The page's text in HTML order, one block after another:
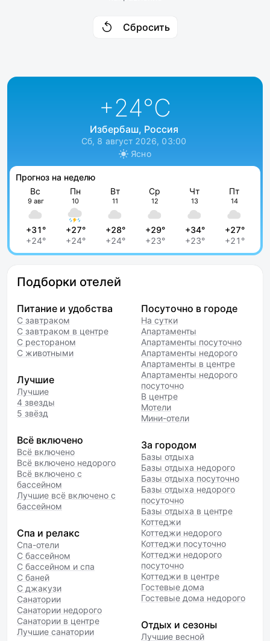
Сбросить
+24°C
Избербаш, Россия
Сб, 8 август 2026, 03:00
Ясно
Прогноз на неделю
Вс
9 авг
+31°
+24°
Пн
10
+27°
+24°
Вт
11
+28°
+24°
Ср
12
+29°
+23°
Чт
13
+34°
+23°
Пт
14
+27°
+21°
Подборки отелей
Питание и удобства
С завтраком
С завтраком в центре
С рестораном
С животными
Лучшие
Лучшие
4 звезды
5 звёзд
Всё включено
Всё включено
Всё включено недорого
Всё включено с
бассейном
Лучшие всё включено с
бассейном
Спа и релакс
Спа-отели
С бассейном
С бассейном и спа
С баней
С джакузи
Санатории
Санатории недорого
Санатории в центре
Лучшие санатории
Посуточно в городе
На сутки
Апартаменты
Апартаменты посуточно
Апартаменты недорого
Апартаменты в центре
Апартаменты недорого
посуточно
В центре
Мотели
Мини-отели
За городом
Базы отдыха
Базы отдыха недорого
Базы отдыха посуточно
Базы отдыха недорого
посуточно
Базы отдыха в центре
Коттеджи
Коттеджи недорого
Коттеджи посуточно
Коттеджи недорого
посуточно
Коттеджи в центре
Гостевые дома
Гостевые дома недорого
Отдых и сезоны
Лучшие весной